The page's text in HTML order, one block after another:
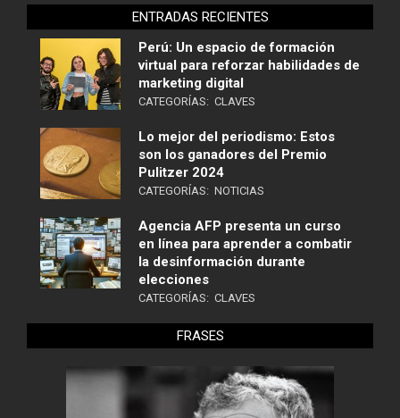
ENTRADAS RECIENTES
Perú: Un espacio de formación
virtual para reforzar habilidades de
marketing digital
CATEGORÍAS: CLAVES
Lo mejor del periodismo: Estos
son los ganadores del Premio
Pulitzer 2024
CATEGORÍAS: NOTICIAS
Agencia AFP presenta un curso
en línea para aprender a combatir
la desinformación durante
elecciones
CATEGORÍAS: CLAVES
FRASES